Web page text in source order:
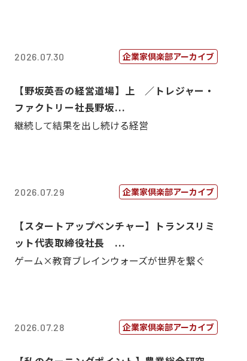
2026.07.30 企業家倶楽部アーカイブ
【野坂英吾の経営道場】上 ／トレジャー・
ファクトリー社長野坂...
継続して結果を出し続ける経営
2026.07.29 企業家倶楽部アーカイブ
【スタートアップベンチャー】トランスリミ
ット代表取締役社長 ...
ゲーム×教育ブレインウォーズが世界を繋ぐ
2026.07.28 企業家倶楽部アーカイブ